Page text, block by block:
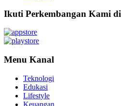
Ikuti Perkembangan Kami di
Menu Kanal
Teknologi
Edukasi
Lifestyle
Keuangan